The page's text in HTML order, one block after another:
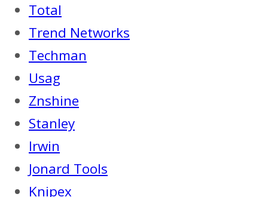
Total
Trend Networks
Techman
Usag
Znshine
Stanley
Irwin
Jonard Tools
Knipex